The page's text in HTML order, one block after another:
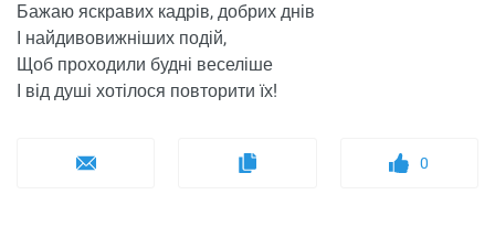
Бажаю яскравих кадрів, добрих днів
І найдивовижніших подій,
Щоб проходили будні веселіше
І від душі хотілося повторити їх!
0